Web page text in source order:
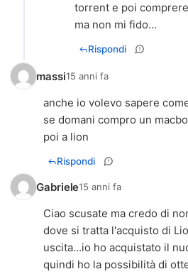
torrent e poi
ma non mi fido...
Rispondi
massi15 anni fa
anche io volevo sapere
se domani compro un
poi a lion
Rispondi
Gabriele15 anni fa
Ciao scusate ma credo di
dove si tratta l'acquisto di
uscita...io ho acquistato il
quindi ho la possibilità di